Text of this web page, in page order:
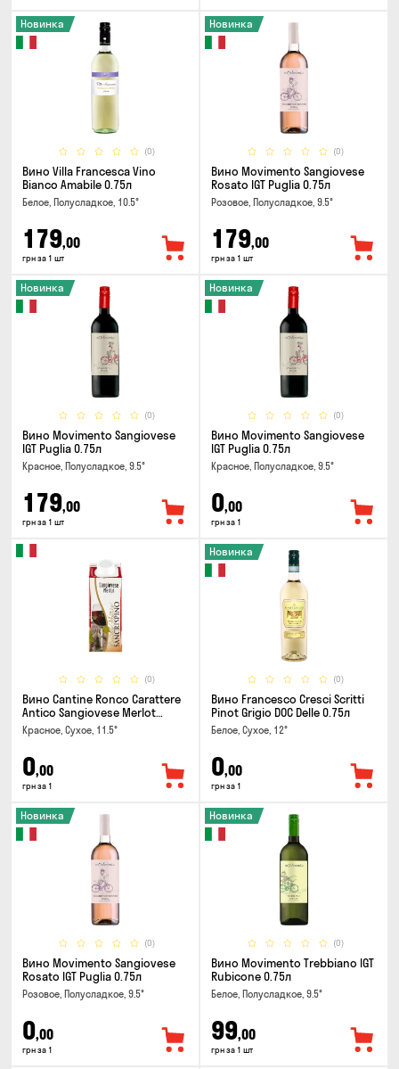
(0)
Новинка
Вино Villa Francesca Vino
Bianco Amabile 0.75л
Белое, Полусладкое, 10.5°
179,00
грн за 1 шт
(0)
Новинка
Вино Movimento Sangiovese
Rosato IGT Puglia 0.75л
Розовое, Полусладкое, 9.5°
179,00
грн за 1 шт
(0)
Новинка
Вино Movimento Sangiovese
IGT Puglia 0.75л
Красное, Полусладкое, 9.5°
179,00
грн за 1 шт
(0)
Новинка
Вино Movimento Sangiovese
IGT Puglia 0.75л
Красное, Полусладкое, 9.5°
0,00
грн за 1
(0)
Вино Cantine Ronco Carattere
Antico Sangiovese Merlot
Rubicone IGT 0.25л
Красное, Сухое, 11.5°
0,00
грн за 1
(0)
Новинка
Вино Francesco Cresci Scritti
Pinot Grigio DOC Delle 0.75л
Белое, Сухое, 12°
0,00
грн за 1
(0)
Новинка
Вино Movimento Sangiovese
Rosato IGT Puglia 0.75л
Розовое, Полусладкое, 9.5°
0,00
грн за 1
(0)
Новинка
Вино Movimento Trebbiano IGT
Rubicone 0.75л
Белое, Полусладкое, 9.5°
99,00
грн за 1 шт